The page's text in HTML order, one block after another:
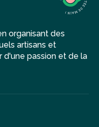
organisant des
artisans et
d'une passion et de la